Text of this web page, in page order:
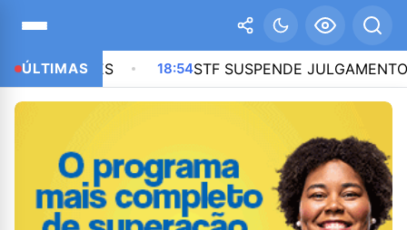
ÚLTIMAS 18:54 STF SUSPENDE JULGAMENTO DE LEI